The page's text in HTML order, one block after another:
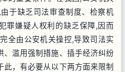
于缺乏司法审查制度、检察机
罪嫌疑人权利的缺乏保障,因而
全由公安机关操控,导致司法实
、滥用强制措施、插手经济纠纷
，有必要从以下两方面来限制